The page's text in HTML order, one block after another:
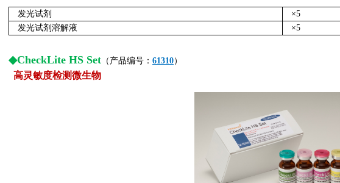
发光试剂
×5
发光试剂溶解液
×5
◆CheckLite HS Set （产品编号： 61310）
高灵敏度检测微生物